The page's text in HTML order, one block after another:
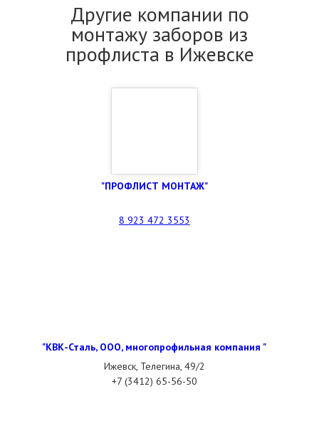
Другие компании по
монтажу заборов из
профлиста в Ижевске
"ПРОФЛИСТ МОНТАЖ"
8 923 472 3553
"КВК-Сталь, ООО, многопрофильная компания "
Ижевск, Телегина, 49/2
+7 (3412) 65-56-50